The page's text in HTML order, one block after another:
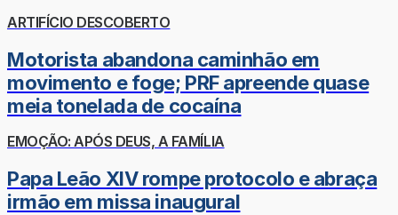
ARTIFÍCIO DESCOBERTO
Motorista abandona caminhão em
movimento e foge; PRF apreende quase
meia tonelada de cocaína
EMOÇÃO: APÓS DEUS, A FAMÍLIA
Papa Leão XIV rompe protocolo e abraça
irmão em missa inaugural